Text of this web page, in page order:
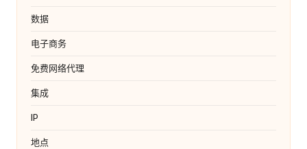
数据
电子商务
免费网络代理
集成
IP
地点